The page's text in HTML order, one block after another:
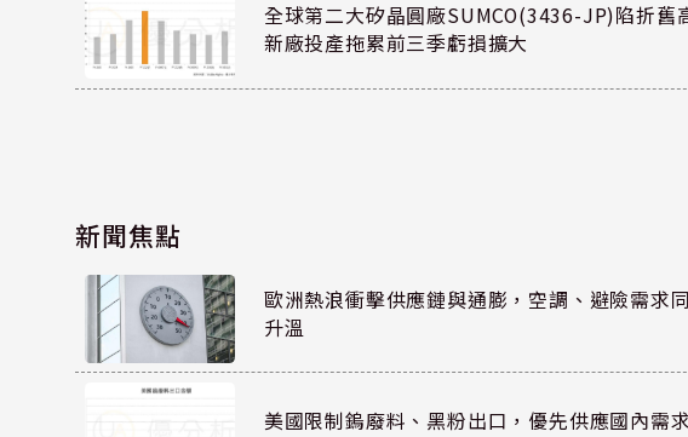
全球第二大矽晶圓廠SUMCO(3436-JP)陷折舊
新廠投產拖累前三季虧損擴大
新聞焦點
歐洲熱浪衝擊供應鏈與通膨，空調、避險需求
升溫
美國限制鎢廢料、黑粉出口，優先供應國內需求